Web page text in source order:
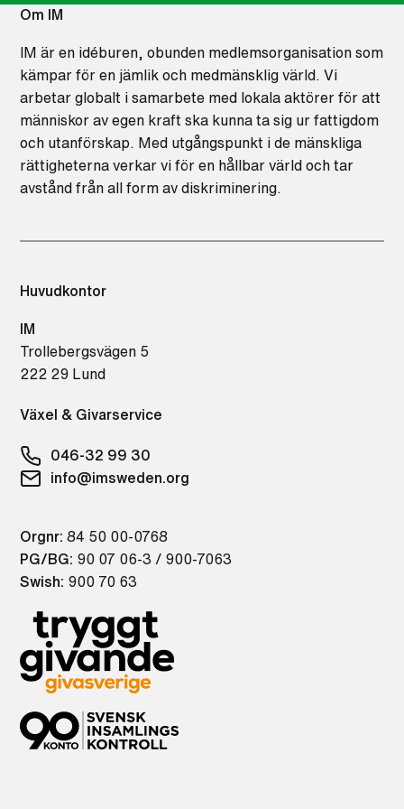
Om IM
IM är en idéburen, obunden medlemsorganisation som
kämpar för en jämlik och medmänsklig värld. Vi
arbetar globalt i samarbete med lokala aktörer för att
människor av egen kraft ska kunna ta sig ur fattigdom
och utanförskap. Med utgångspunkt i de mänskliga
rättigheterna verkar vi för en hållbar värld och tar
avstånd från all form av diskriminering.
Huvudkontor
IM
Trollebergsvägen 5
222 29 Lund
Växel & Givarservice
046-32 99 30
info@imsweden.org
Orgnr: 84 50 00-0768
PG/BG: 90 07 06-3 / 900-7063
Swish: 900 70 63